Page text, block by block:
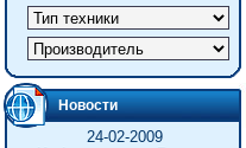
Новости
24-02-2009